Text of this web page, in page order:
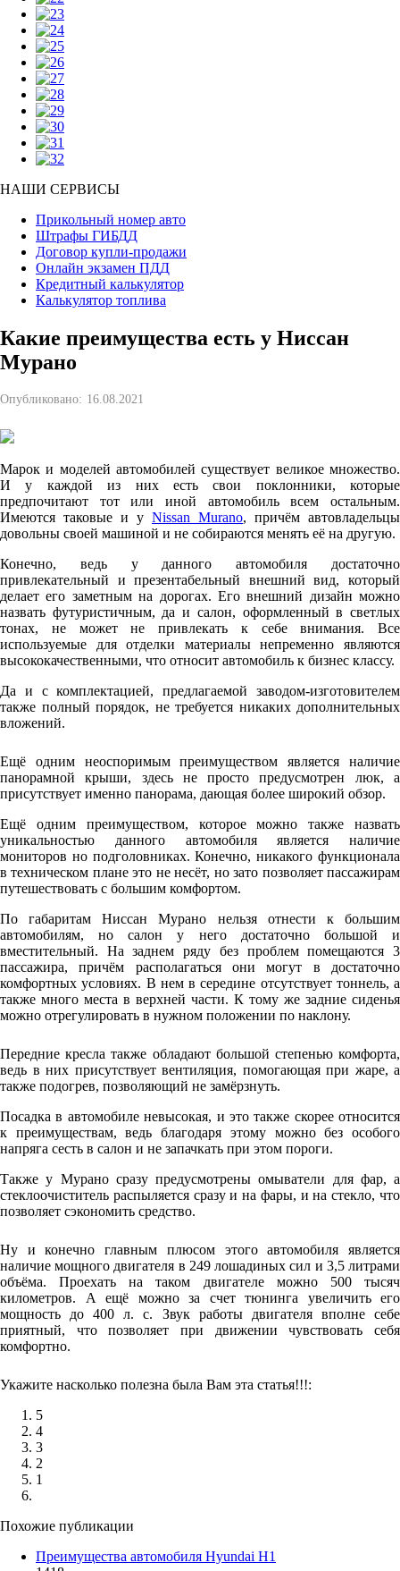
НАШИ СЕРВИСЫ
Прикольный номер авто
Штрафы ГИБДД
Договор купли-продажи
Онлайн экзамен ПДД
Кредитный калькулятор
Калькулятор топлива
Какие преимущества есть у Ниссан
Мурано
Опубликовано: 16.08.2021
Марок и моделей автомобилей существует великое множество.
И у каждой из них есть свои поклонники, которые
предпочитают тот или иной автомобиль всем остальным.
Имеются таковые и у Nissan Murano, причём автовладельцы
довольны своей машиной и не собираются менять её на другую.
Конечно, ведь у данного автомобиля достаточно
привлекательный и презентабельный внешний вид, который
делает его заметным на дорогах. Его внешний дизайн можно
назвать футуристичным, да и салон, оформленный в светлых
тонах, не может не привлекать к себе внимания. Все
используемые для отделки материалы непременно являются
высококачественными, что относит автомобиль к бизнес классу.
Да и с комплектацией, предлагаемой заводом-изготовителем
также полный порядок, не требуется никаких дополнительных
вложений.
Ещё одним неоспоримым преимуществом является наличие
панорамной крыши, здесь не просто предусмотрен люк, а
присутствует именно панорама, дающая более широкий обзор.
Ещё одним преимуществом, которое можно также назвать
уникальностью данного автомобиля является наличие
мониторов но подголовниках. Конечно, никакого функционала
в техническом плане это не несёт, но зато позволяет пассажирам
путешествовать с большим комфортом.
По габаритам Ниссан Мурано нельзя отнести к большим
автомобилям, но салон у него достаточно большой и
вместительный. На заднем ряду без проблем помещаются 3
пассажира, причём располагаться они могут в достаточно
комфортных условиях. В нем в середине отсутствует тоннель, а
также много места в верхней части. К тому же задние сиденья
можно отрегулировать в нужном положении по наклону.
Передние кресла также обладают большой степенью комфорта,
ведь в них присутствует вентиляция, помогающая при жаре, а
также подогрев, позволяющий не замёрзнуть.
Посадка в автомобиле невысокая, и это также скорее относится
к преимуществам, ведь благодаря этому можно без особого
напряга сесть в салон и не запачкать при этом пороги.
Также у Мурано сразу предусмотрены омыватели для фар, а
стеклоочиститель распыляется сразу и на фары, и на стекло, что
позволяет сэкономить средство.
Ну и конечно главным плюсом этого автомобиля является
наличие мощного двигателя в 249 лошадиных сил и 3,5 литрами
объёма. Проехать на таком двигателе можно 500 тысяч
километров. А ещё можно за счет тюнинга увеличить его
мощность до 400 л. с. Звук работы двигателя вполне себе
приятный, что позволяет при движении чувствовать себя
комфортно.
Укажите насколько полезна была Вам эта статья!!!:
5
4
3
2
1
Похожие публикации
Преимущества автомобиля Hyundai H1